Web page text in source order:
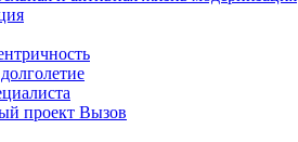
проект Вызов